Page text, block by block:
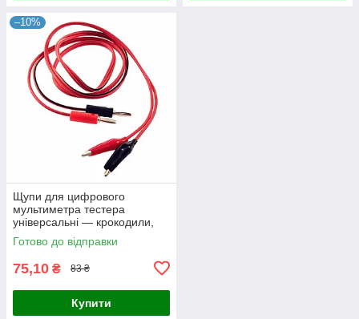
–10%
Щупи для цифрового
мультиметра тестера
універсальні — крокодили,
Кабель щуп банан —
крокодил для тестера 1 м
Готово до відправки
75,10 ₴ 83 ₴
Купити